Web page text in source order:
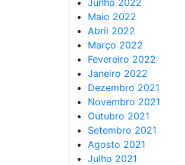
Junho 2022
Maio 2022
Abril 2022
Março 2022
Fevereiro 2022
Janeiro 2022
Dezembro 2021
Novembro 2021
Outubro 2021
Setembro 2021
Agosto 2021
Julho 2021